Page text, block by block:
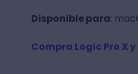
Disponible para:
Compra Logic Pro X